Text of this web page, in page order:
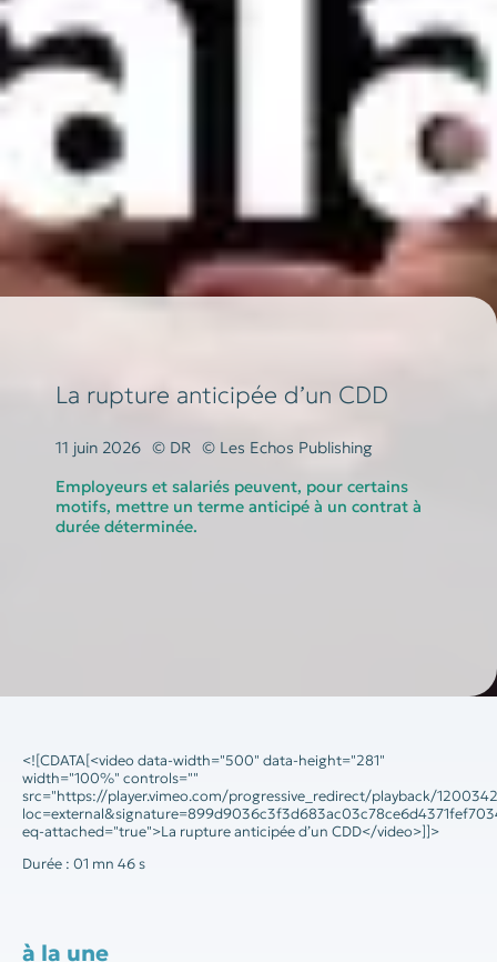
La rupture anticipée d’un CDD
11 juin 2026 © DR © Les Echos Publishing
Employeurs et salariés peuvent, pour certains
motifs, mettre un terme anticipé à un contrat à
durée déterminée.
<![CDATA[<video data-width="500" data-height="281"
width="100%" controls=""
src="https://player.vimeo.com/progressive_redirect/playback/
eq-attached="true">La rupture anticipée d’un CDD</video>]]>
Durée : 01 mn 46 s
à la une